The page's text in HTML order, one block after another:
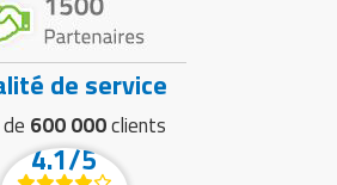
de service
600 000clients
4.1/5